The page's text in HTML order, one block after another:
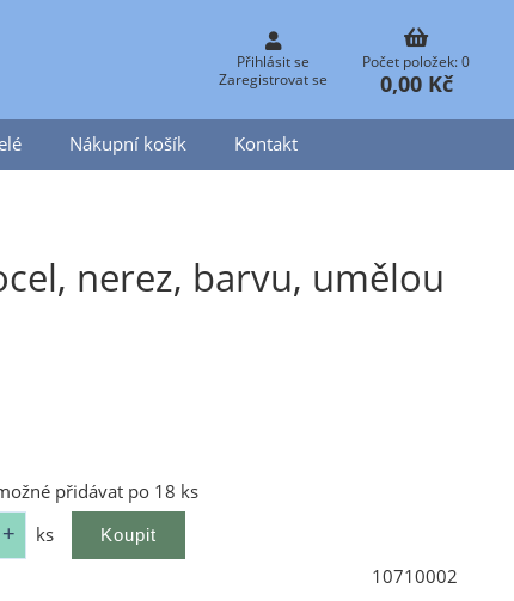
Přihlásit se
Zaregistrovat se
Počet položek: 0
0,00 Kč
Nákupní košík Kontakt
nerez, barvu, umělou
přidávat po 18 ks
ks
10710002